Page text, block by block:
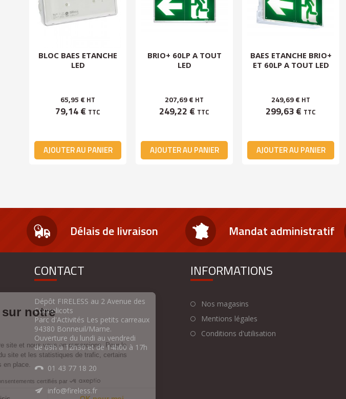
BLOC BAES ETANCHE
LED
65,95 € HT
79,14 € TTC
AJOUTER AU PANIER
BRIO+ 60LP A TOUT
LED
207,69 € HT
249,22 € TTC
AJOUTER AU PANIER
BAES ETANCHE BRIO+
ET 60LP A TOUT LED
249,69 € HT
299,63 € TTC
AJOUTER AU PANIER
Délais de livraison Mandat administratif
CONTACT
Dépôt FIRELESS au 2 Avenue des
Coquelicots
Parc d'Activités Les petits carreaux
94380 Bonneuil/Marne.
Ouverture du lundi au vendredi
de 09h à 12h30 et de 14h00 à 17h
01 43 77 18 20
info@fireless.fr
INFORMATIONS
Nos magasins
Mentions légales
Conditions d'utilisation